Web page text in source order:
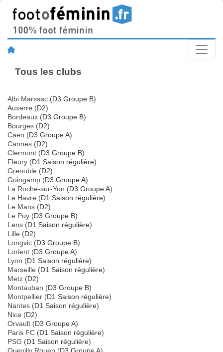
Tous les clubs
Albi Marssac (D3 Groupe B)
Auxerre (D2)
Bordeaux (D3 Groupe B)
Bourges (D2)
Caen (D3 Groupe A)
Cannes (D2)
Clermont (D3 Groupe B)
Fleury (D1 Saison régulière)
Grenoble (D2)
Guingamp (D3 Groupe A)
La Roche-sur-Yon (D3 Groupe A)
Le Havre (D1 Saison régulière)
Le Mans (D2)
Le Puy (D3 Groupe B)
Lens (D1 Saison régulière)
Lille (D2)
Longvic (D3 Groupe B)
Lorient (D3 Groupe A)
Lyon (D1 Saison régulière)
Marseille (D1 Saison régulière)
Metz (D2)
Montauban (D3 Groupe B)
Montpellier (D1 Saison régulière)
Nantes (D1 Saison régulière)
Nice (D2)
Orvault (D3 Groupe A)
Paris FC (D1 Saison régulière)
PSG (D1 Saison régulière)
Quevilly Rouen (D3 Groupe A)